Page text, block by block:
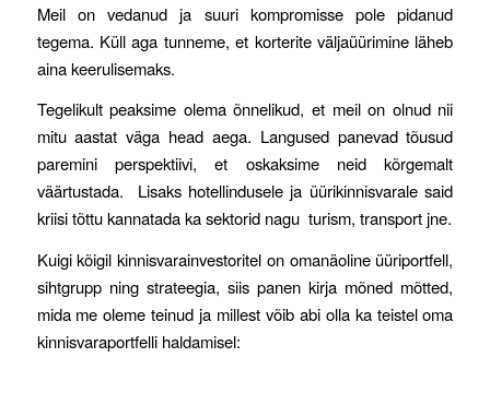
Meil on vedanud ja suuri kompromisse pole pidanud
tegema. Küll aga tunneme, et korterite väljaüürimine läheb
aina keerulisemaks.
Tegelikult peaksime olema õnnelikud, et meil on olnud nii
mitu aastat väga head aega. Langused panevad tõusud
paremini perspektiivi, et oskaksime neid kõrgemalt
väärtustada. Lisaks hotellindusele ja üürikinnisvarale said
kriisi tõttu kannatada ka sektorid nagu turism, transport jne.
Kuigi kõigil kinnisvarainvestoritel on omanäoline üüriportfell,
sihtgrupp ning strateegia, siis panen kirja mõned mõtted,
mida me oleme teinud ja millest võib abi olla ka teistel oma
kinnisvaraportfelli haldamisel: